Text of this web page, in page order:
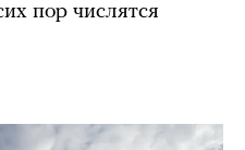
пор числятся